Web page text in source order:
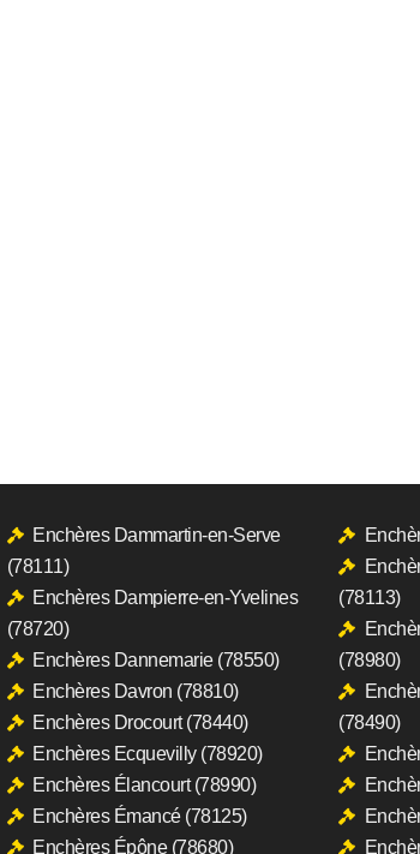
Enchères Dammartin-en-Serve
(78111)
Enchères Dampierre-en-Yvelines
(78720)
Enchères Dannemarie (78550)
Enchères Davron (78810)
Enchères Drocourt (78440)
Enchères Ecquevilly (78920)
Enchères Élancourt (78990)
Enchères Émancé (78125)
Enchères Épône (78680)
(78113)
(78980)
(78490)